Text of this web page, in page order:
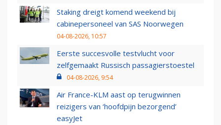
Staking dreigt komend weekend bij
cabinepersoneel van SAS Noorwegen
04-08-2026, 10:57
Eerste succesvolle testvlucht voor
zelfgemaakt Russisch passagierstoestel
04-08-2026, 9:54
Air France-KLM aast op terugwinnen
reizigers van ‘hoofdpijn bezorgend’
easyJet